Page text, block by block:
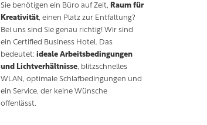
Sie benötigen ein Büro auf Zeit, Raum für
Kreativität, einen Platz zur Entfaltung?
Bei uns sind Sie genau richtig! Wir sind
ein Certified Business Hotel. Das
bedeutet: ideale Arbeitsbedingungen
und Lichtverhältnisse, blitzschnelles
WLAN, optimale Schlafbedingungen und
ein Service, der keine Wünsche
offenlässt.